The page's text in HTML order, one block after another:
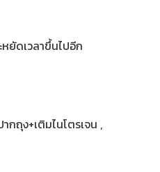
ยัดเวลาขึ้นไปอีก
ถุง+เติมไนโตรเจน ,